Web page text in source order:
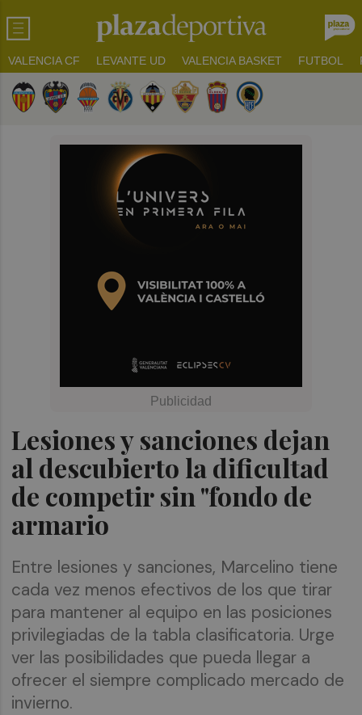
VALENCIA CF LEVANTE UD VALENCIA BASKET FUTBOL
Lesiones y sanciones dejan
al descubierto la dificultad
de competir sin "fondo de
armario
Entre lesiones y sanciones, Marcelino tiene
cada vez menos efectivos de los que tirar
para mantener al equipo en las posiciones
privilegiadas de la tabla clasificatoria. Urge
ver las posibilidades que pueda llegar a
ofrecer el siempre complicado mercado de
invierno.